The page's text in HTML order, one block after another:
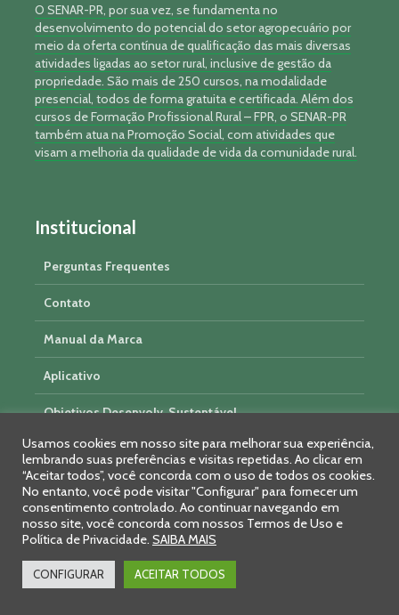
O SENAR-PR, por sua vez, se fundamenta no
desenvolvimento do potencial do setor agropecuário por
meio da oferta contínua de qualificação das mais diversas
atividades ligadas ao setor rural, inclusive de gestão da
propriedade. São mais de 250 cursos, na modalidade
presencial, todos de forma gratuita e certificada. Além dos
cursos de Formação Profissional Rural – FPR, o SENAR-PR
também atua na Promoção Social, com atividades que
visam a melhoria da qualidade de vida da comunidade rural.
Institucional
Perguntas Frequentes
Contato
Manual da Marca
Aplicativo
Objetivos Desenvolv. Sustentável
Trabalhe Conosco
Termos de Uso e Privacidade
Parceiros
Usamos cookies em nosso site para melhorar sua experiência,
lembrando suas preferências e visitas repetidas. Ao clicar em
“Aceitar todos”, você concorda com o uso de todos os cookies.
No entanto, você pode visitar "Configurar" para fornecer um
consentimento controlado. Ao continuar navegando em
nosso site, você concorda com nossos Termos de Uso e
Política de Privacidade. SAIBA MAIS
CONFIGURAR ACEITAR TODOS